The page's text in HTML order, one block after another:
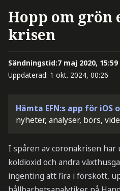
Hopp om
krisen
Sändningstid:7 maj 2020, 15:59
Uppdaterad: 1 okt. 2024, 00:26
Hämta EFN:s app för iOS
nyheter, analyser, börs,
I spåren av coronakrisen
koldioxid och andra
ingenting att fira i förskott,